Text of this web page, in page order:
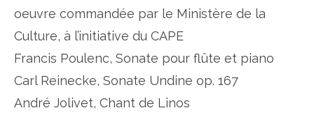
oeuvre commandée par le Ministère de la
Culture, à l’initiative du CAPE
Francis Poulenc, Sonate pour flûte et piano
Carl Reinecke, Sonate Undine op. 167
André Jolivet, Chant de Linos